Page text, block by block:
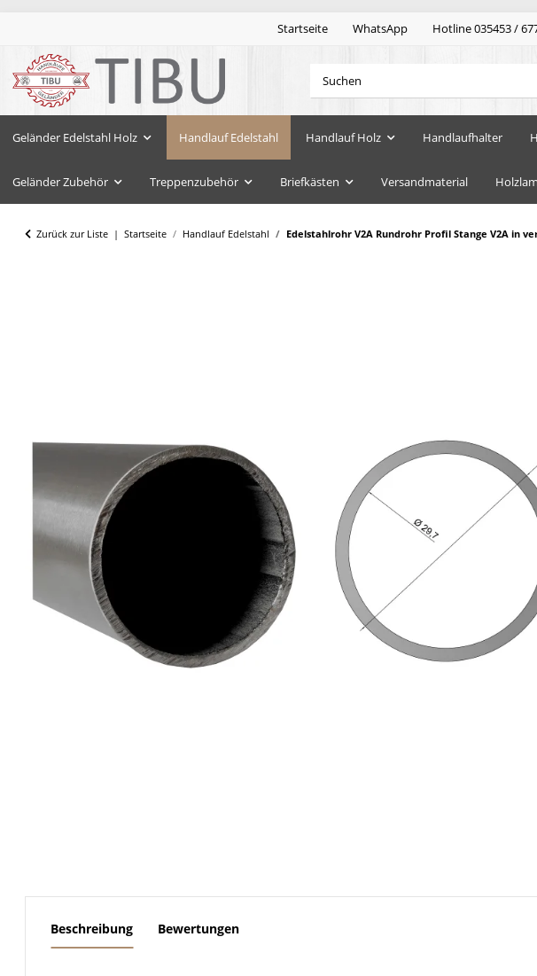
Startseite WhatsApp Hotline 035453 /
Geländer Edelstahl Holz Handlauf Edelstahl Handlauf Holz Handlaufhalter
Geländer Zubehör Treppenzubehör Briefkästen Versandmaterial
Zurück zur Liste Startseite Handlauf Edelstahl Edelstahlrohr V2A Rundrohr Profil Stange V2A in
Beschreibung Bewertungen